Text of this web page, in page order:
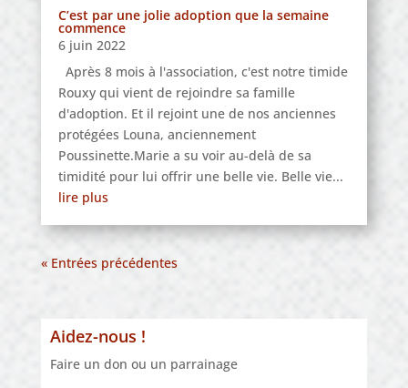
C’est par une jolie adoption que la semaine
commence
6 juin 2022
Après 8 mois à l'association, c'est notre timide
Rouxy qui vient de rejoindre sa famille
d'adoption. Et il rejoint une de nos anciennes
protégées Louna, anciennement
Poussinette.Marie a su voir au-delà de sa
timidité pour lui offrir une belle vie. Belle vie...
lire plus
« Entrées précédentes
Aidez-nous !
Faire un don ou un parrainage